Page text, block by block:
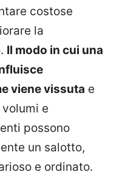
costose
la
Il modo in cui una
viene vissuta e
e
possono
un salotto,
e ordinato.